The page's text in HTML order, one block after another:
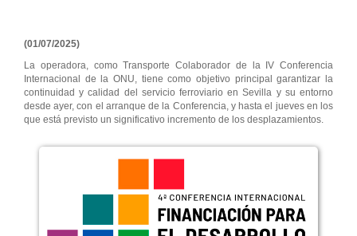
(01/07/2025)
La operadora, como Transporte Colaborador de la IV Conferencia
Internacional de la ONU, tiene como objetivo principal garantizar la
continuidad y calidad del servicio ferroviario en Sevilla y su entorno
desde ayer, con el arranque de la Conferencia, y hasta el jueves en los
que está previsto un significativo incremento de los desplazamientos.